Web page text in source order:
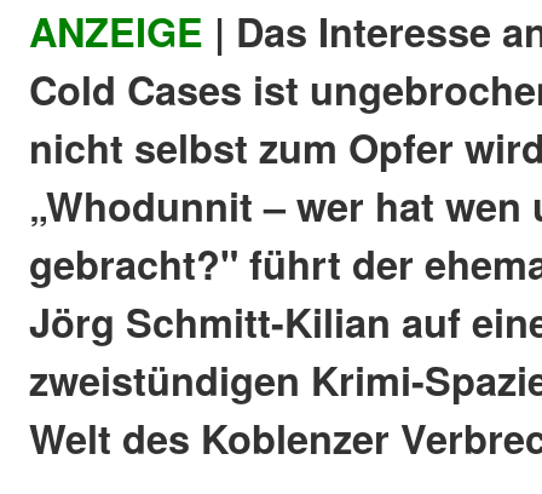
ANZEIGE | Das Interesse
Cold Cases ist
nicht selbst zum Opfer
„Whodunnit – wer hat wen
gebracht?" führt der
Jörg Schmitt-Kilian auf
zweistündigen Krimi-
Welt des Koblenzer